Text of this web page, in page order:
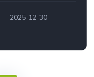
2025-12-30